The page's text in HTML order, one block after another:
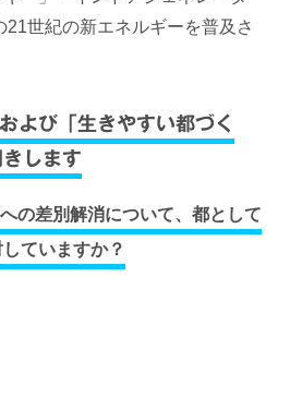
21世紀の新エネルギーを普及さ
よび「生きやすい都づく
します
の差別解消について、都として
ていますか？